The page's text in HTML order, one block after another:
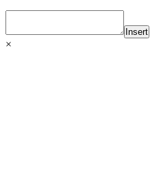
Insert
×